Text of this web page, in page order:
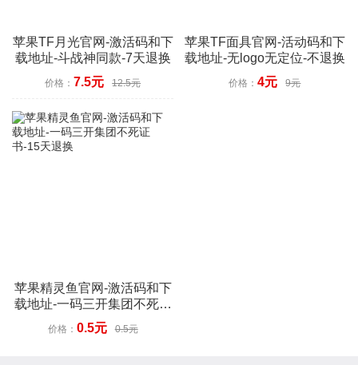
苹果TF月光官网-激活码和下
载地址-斗战神同款-7天退换
价格： 7.5元 12.5元
苹果TF面具官网-活动码和下
载地址-无logo无定位-不退换
价格：4元 9元
苹果精灵鱼官网-激活码和下
载地址-一码三开集团不死证
书-15天退换
价格： 0.5元 0.5元